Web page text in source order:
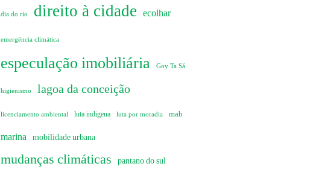
dia do rio direito à cidade ecolhar
emergência climática
especulação imobiliária Goy Ta Sá
higienismo lagoa da conceição
licenciamento ambiental luta indigena luta por moradia mab
marina mobilidade urbana
mudanças climáticas pantano do sul